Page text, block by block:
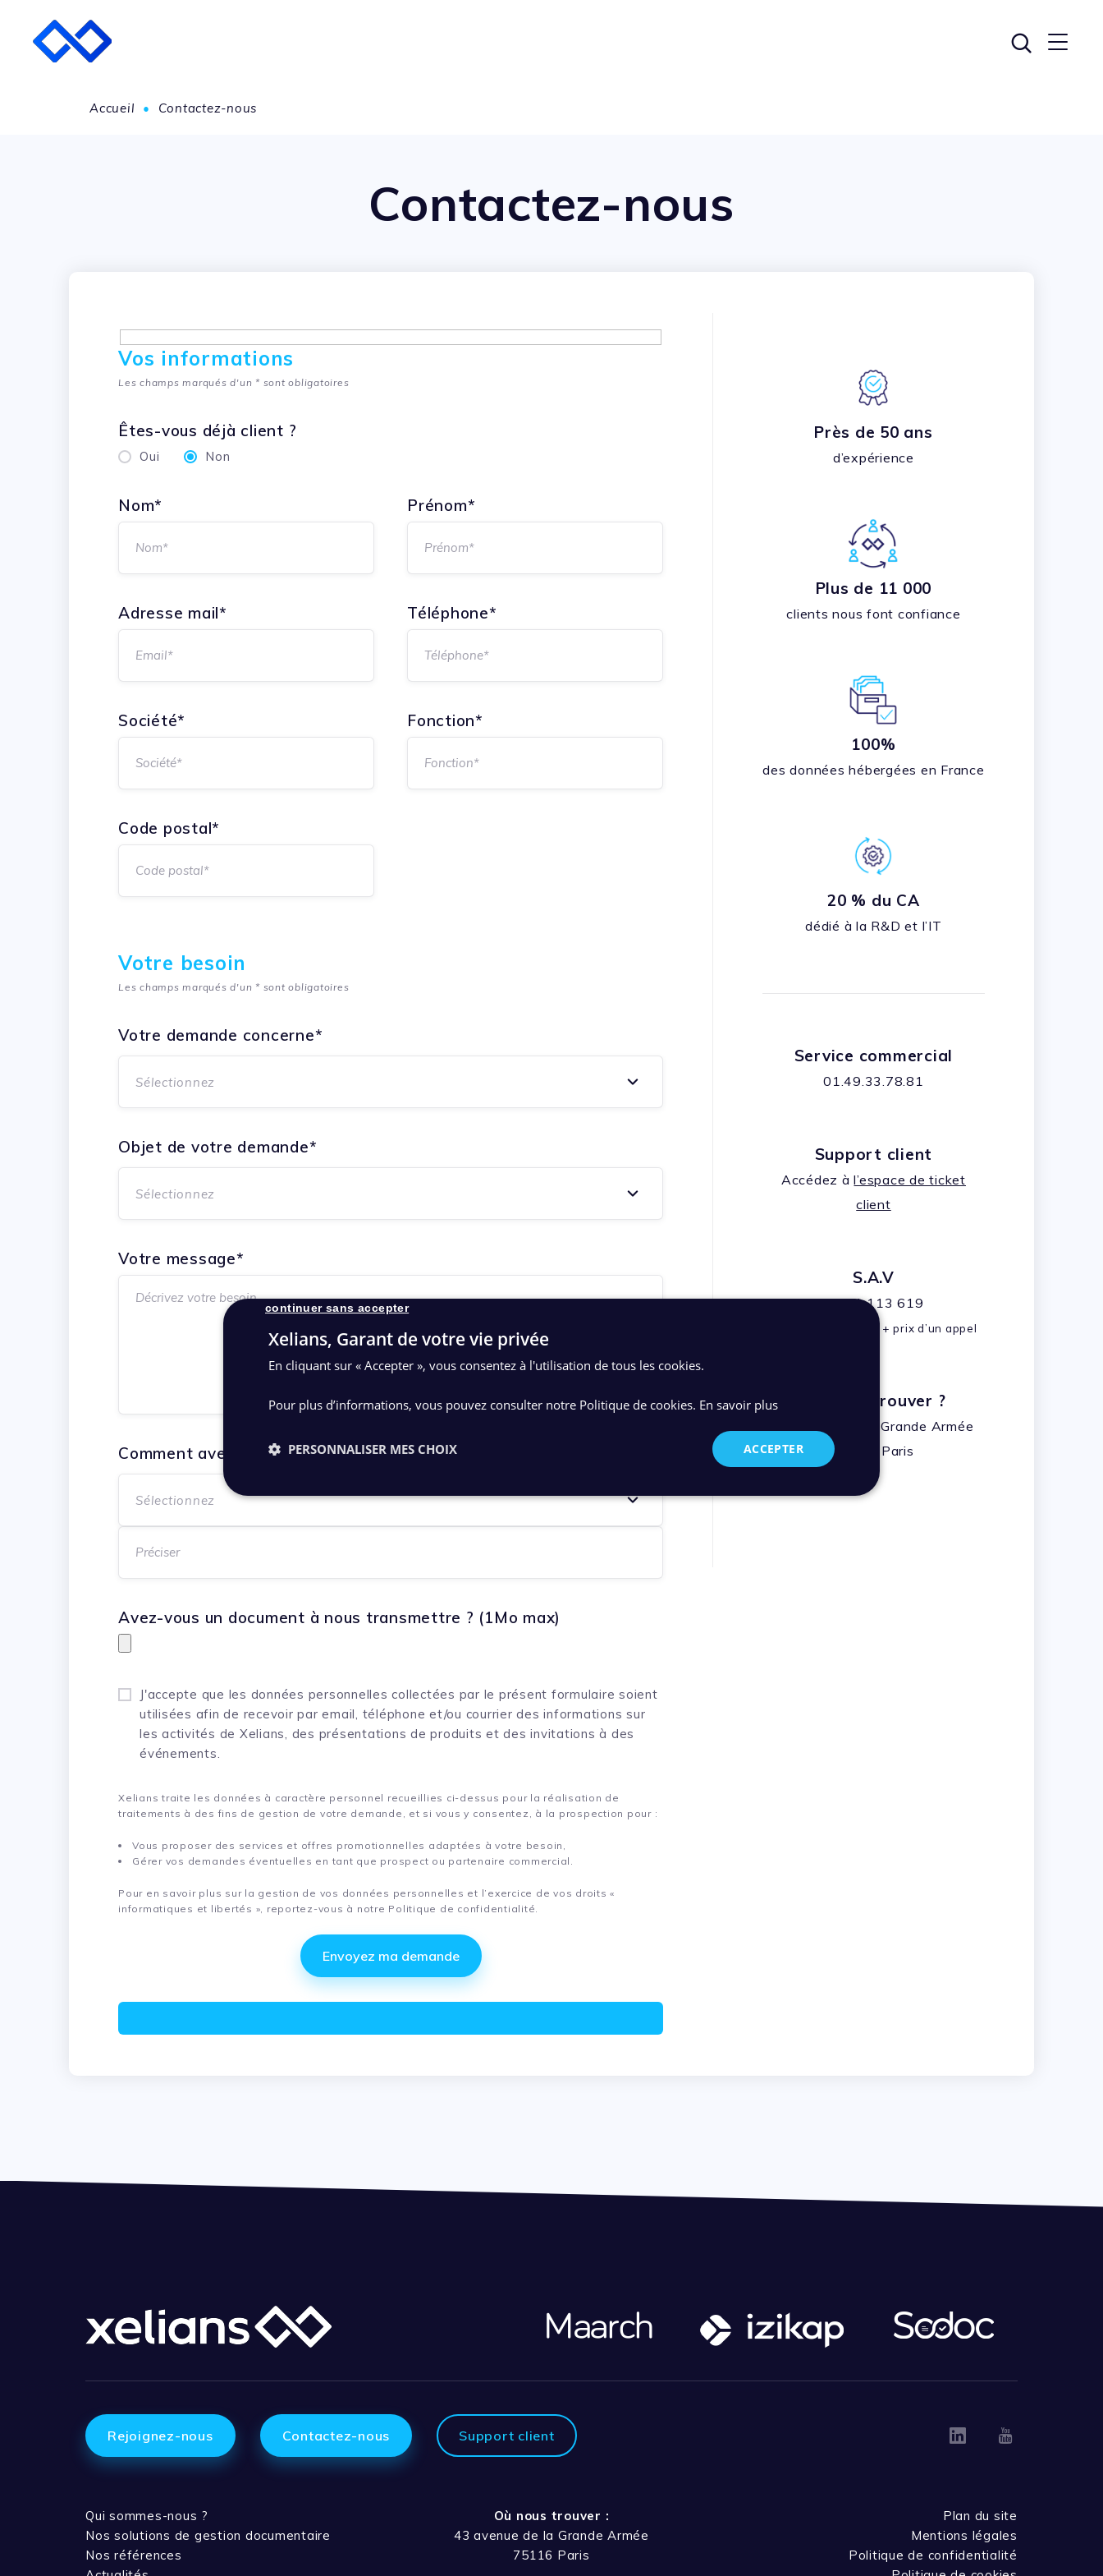
Accueil • Contactez-nous
Contactez-nous
Vos informations
Les champs marqués d'un * sont obligatoires
Êtes-vous déjà client ?
Oui Non
Nom* Prénom*
Adresse mail* Téléphone*
Société* Fonction*
Code postal*
Votre besoin
Les champs marqués d'un * sont obligatoires
Votre demande concerne*
Sélectionnez
Objet de votre demande*
Sélectionnez
Votre message*
Comment avez-vous entendu parler de nous ?
Sélectionnez
Avez-vous un document à nous transmettre ? (1Mo max)
J'accepte que les données personnelles collectées par le présent formulaire soient
utilisées afin de recevoir par email, téléphone et/ou courrier des informations sur
les activités de Xelians, des présentations de produits et des invitations à des
événements.
Xelians traite les données à caractère personnel recueillies ci-dessus pour la réalisation de
traitements à des fins de gestion de votre demande, et si vous y consentez, à la prospection pour :
Vous proposer des services et offres promotionnelles adaptées à votre besoin,
Gérer vos demandes éventuelles en tant que prospect ou partenaire commercial.
Pour en savoir plus sur la gestion de vos données personnelles et l’exercice de vos droits «
informatiques et libertés », reportez-vous à notre Politique de confidentialité.
field
Envoyez ma demande
Près de 50 ans
d’expérience
Plus de 11 000
clients nous font confiance
100%
des données hébergées en France
20 % du CA
dédié à la R&D et l’IT
Service commercial
01.49.33.78.81
Support client
Accédez àl’espace de ticket
client
S.A.V
0 811 113 619
service 0,06 € / min + prix d’un appel
Où nous trouver ?
43 avenue de la Grande Armée
75116 Paris
Rejoignez-nous Contactez-nous Support client Linkedin
Qui sommes-nous ?
Nos solutions de gestion documentaire
Nos références
Où nous trouver :
43 avenue de la Grande Armée
75116 Paris
Plan du site
Mentions légales
Politique de confidentialité
Xelians, Garant de votre vie privée
En cliquant sur « Accepter », vous consentez à l'utilisation de tous les cookies.
Pour plus d’informations, vous pouvez consulter notre Politique de cookies. En savoir plus
ACCEPTER
continuer sans accepter
PERSONNALISER MES CHOIX